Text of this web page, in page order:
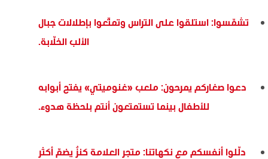
تشمّسوا: استلقوا على التراس وتمتّعوا بإطلالات جبال
الألب الخلّابة.
دعوا صغاركم يمرحون: ملعب «غنوميتي» يفتح أبوابه
للأطفال بينما تستمتعون أنتم بلحظة هدوء.
دلّلوا أنفسكم مع نكهاتنا: متجر العلامة كنزٌ يضمّ أكثر